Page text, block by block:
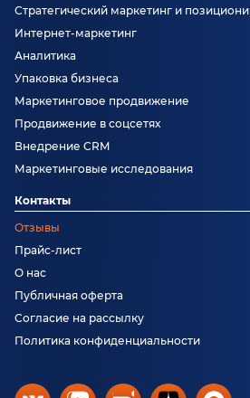
Стратегический маркетинг и
Интернет-маркетинг
Аналитика
Упаковка бизнеса
Маркетинговое продвижение
Продвижение в соцсетях
Внедрение CRM
Маркетинговые исследования
Контакты
Отзывы
Прайс-лист
О нас
Публичная оферта
Согласие на рассылку
Политика конфиденциальности